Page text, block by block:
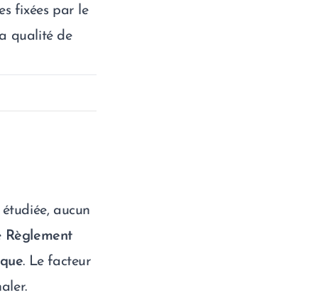
fixées par le
qualité de
aucun
Règlement
. Le facteur